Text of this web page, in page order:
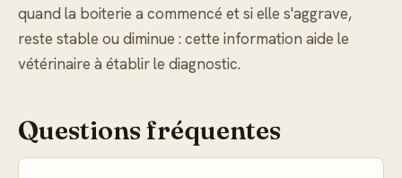
quand la boiterie a commencé et si elle s'aggrave,
reste stable ou diminue : cette information aide le
vétérinaire à établir le diagnostic.
Questions fréquentes